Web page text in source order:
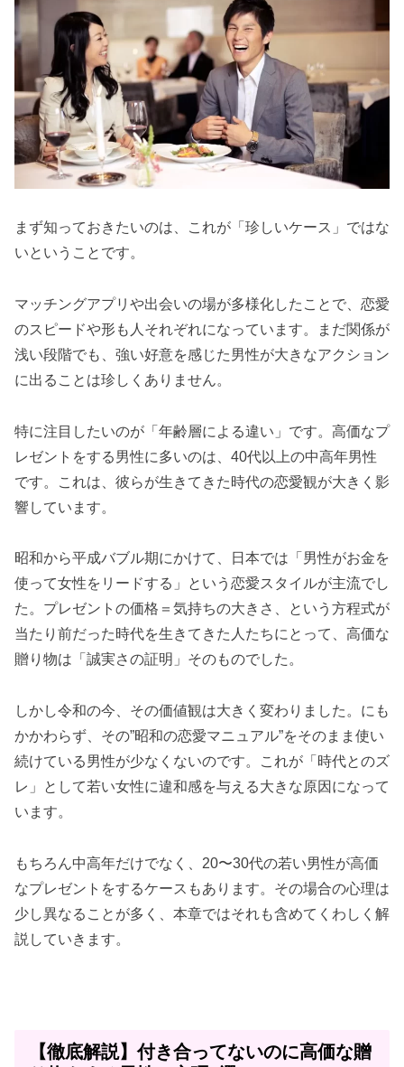
まず知っておきたいのは、これが「珍しいケース」ではな
いということです。
マッチングアプリや出会いの場が多様化したことで、恋愛
のスピードや形も人それぞれになっています。まだ関係が
浅い段階でも、強い好意を感じた男性が大きなアクション
に出ることは珍しくありません。
特に注目したいのが「年齢層による違い」です。高価なプ
レゼントをする男性に多いのは、40代以上の中高年男性
です。これは、彼らが生きてきた時代の恋愛観が大きく影
響しています。
昭和から平成バブル期にかけて、日本では「男性がお金を
使って女性をリードする」という恋愛スタイルが主流でし
た。プレゼントの価格＝気持ちの大きさ、という方程式が
当たり前だった時代を生きてきた人たちにとって、高価な
贈り物は「誠実さの証明」そのものでした。
しかし令和の今、その価値観は大きく変わりました。にも
かかわらず、その”昭和の恋愛マニュアル”をそのまま使い
続けている男性が少なくないのです。これが「時代とのズ
レ」として若い女性に違和感を与える大きな原因になって
います。
もちろん中高年だけでなく、20〜30代の若い男性が高価
なプレゼントをするケースもあります。その場合の心理は
少し異なることが多く、本章ではそれも含めてくわしく解
説していきます。
【徹底解説】付き合ってないのに高価な贈